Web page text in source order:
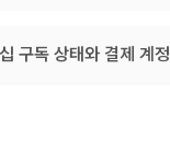
구독 상태와 결제 계